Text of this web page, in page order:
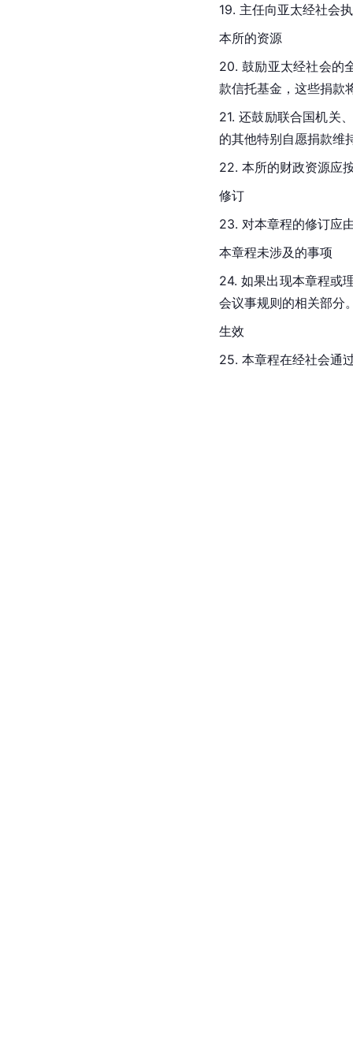
19. 主任向亚太经社会
本所的资源
20. 鼓励亚太经社会的
款信托基金，这些捐款
21. 还鼓励联合国机关
的其他特别自愿捐款维
22. 本所的财政资源应
修订
23. 对本章程的修订应
本章程未涉及的事项
24. 如果出现本章程或
会议事规则的相关部分
生效
25. 本章程在经社会通